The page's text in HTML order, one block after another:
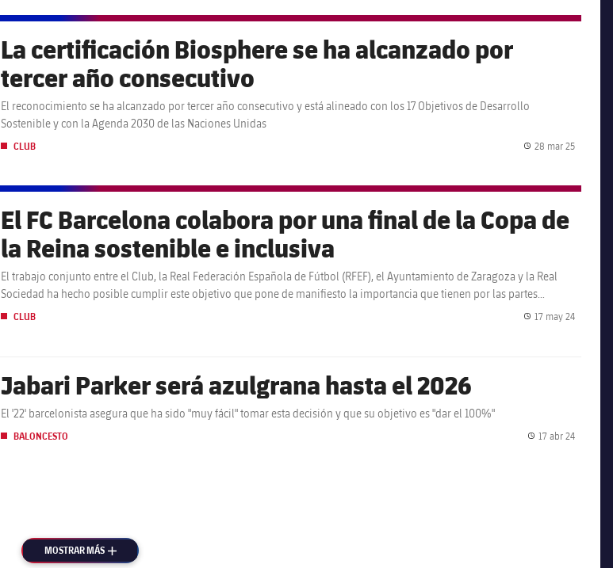
La certificación Biosphere se ha alcanzado por
tercer año consecutivo
El reconocimiento se ha alcanzado por tercer año consecutivo y está alineado con los 17 Objetivos de Desarrollo
Sostenible y con la Agenda 2030 de las Naciones Unidas
CLUB Fecha
28 mar 25
El FC Barcelona colabora por una final de la Copa de
la Reina sostenible e inclusiva
El trabajo conjunto entre el Club, la Real Federación Española de Fútbol (RFEF), el Ayuntamiento de Zaragoza y la Real
Sociedad ha hecho posible cumplir este objetivo que pone de manifiesto la importancia que tienen por las partes
implicadas cada una de las iniciativas
CLUB 17 may 24
Jabari Parker será azulgrana hasta el 2026
El '22' barcelonista asegura que ha sido "muy fácil" tomar esta decisión y que su objetivo es "dar el 100%"
BALONCESTO Fecha
17 abr 24
MOSTRAR MÁS MÁS